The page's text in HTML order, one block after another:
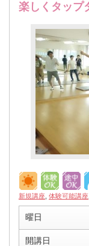
楽しくタップ
新規講座 体験可能講座
曜日
開講日